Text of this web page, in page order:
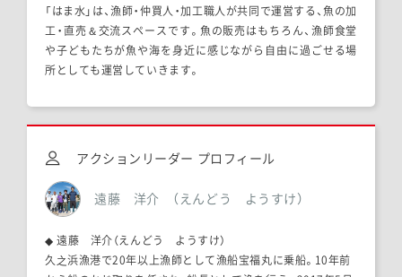
「はま水」は、漁師・仲買人・加工職人が共同で運営する、魚の加
工・直売＆交流スペースです。魚の販売はもちろん、漁師食堂
や子どもたちが魚や海を身近に感じながら自由に過ごせる場
所としても運営していきます。
アクションリーダー プロフィール
遠藤 洋介 （えんどう ようすけ）
◆ 遠藤 洋介（えんどう ようすけ）
久之浜漁港で20年以上漁師として漁船宝福丸に乗船。10年前